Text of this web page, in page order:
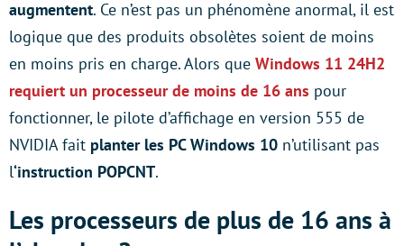
augmentent. Ce n’est pas un phénomène anormal, il est
logique que des produits obsolètes soient de moins
en moins pris en charge. Alors que Windows 11 24H2
requiert un processeur de moins de 16 ans pour
fonctionner, le pilote d’affichage en version 555 de
NVIDIA fait planter les PC Windows 10 n’utilisant pas
l‘instruction POPCNT.
Les processeurs de plus de 16 ans à